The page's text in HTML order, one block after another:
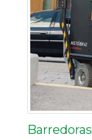
Barredoras